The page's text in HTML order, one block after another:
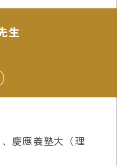
生
慶應義塾大（理